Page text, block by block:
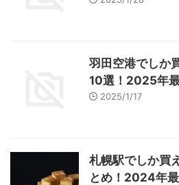
羽田空港でしか
10選！2025年
2025/1/17
札幌駅でしか買
とめ！2024年